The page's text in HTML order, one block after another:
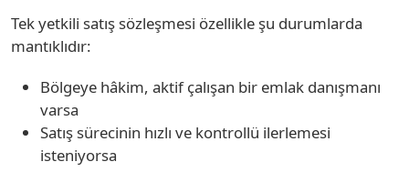
Tek yetkili satış sözleşmesi özellikle şu durumlarda
mantıklıdır:
Bölgeye hâkim, aktif çalışan bir emlak danışmanı
varsa
Satış sürecinin hızlı ve kontrollü ilerlemesi
isteniyorsa